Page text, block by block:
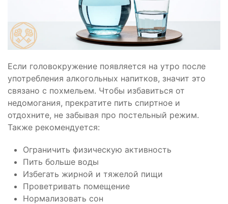
Если головокружение появляется на утро после
употребления алкогольных напитков, значит это
связано с похмельем. Чтобы избавиться от
недомогания, прекратите пить спиртное и
отдохните, не забывая про постельный режим.
Также рекомендуется:
Ограничить физическую активность
Пить больше воды
Избегать жирной и тяжелой пищи
Проветривать помещение
Нормализовать сон